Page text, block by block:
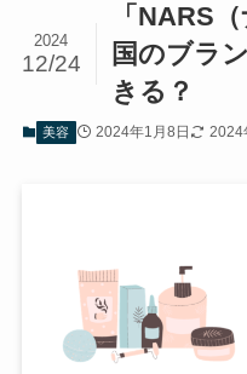
「NARS
国のブラ
きる？
2024
12/24
美容 2024年1月8日 2024